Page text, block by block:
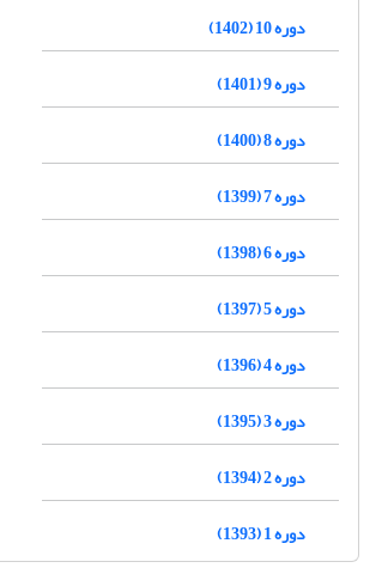
دوره 10 (1402)
دوره 9 (1401)
دوره 8 (1400)
دوره 7 (1399)
دوره 6 (1398)
دوره 5 (1397)
دوره 4 (1396)
دوره 3 (1395)
دوره 2 (1394)
دوره 1 (1393)